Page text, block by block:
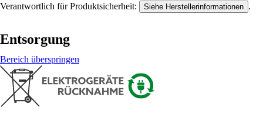
Verantwortlich für Produktsicherheit: Siehe Herstellerinformationen .
Entsorgung
Bereich überspringen